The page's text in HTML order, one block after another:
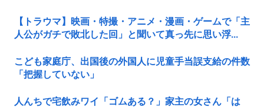
【トラウマ】映画・特撮・アニメ・漫画・ゲームで「主
人公がガチで敗北した回」と聞いて真っ先に思い浮...
こども家庭庁、出国後の外国人に児童手当誤支給の件数
「把握していない」
人んちで宅飲みワイ「ゴムある？」家主の女さん「は